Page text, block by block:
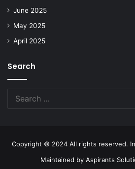
June 2025
May 2025
April 2025
Search
Copyright © 2024 All rights reserved.
Maintained by Aspirants